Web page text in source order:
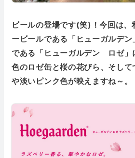
ビールの登場です(笑)！今回は、
ービールである「ヒューガルデ
である「ヒューガルデン ロゼ」
色のロゼ缶と桜の花びら、そし
や淡いピンク色が映えますね～。